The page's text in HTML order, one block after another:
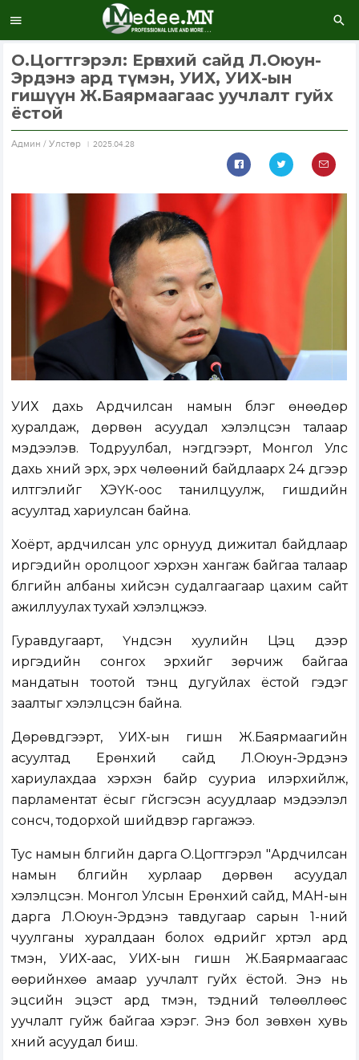
О.Цогтгэрэл: Ерөнхий сайд Л.Оюун-
Эрдэнэ ард түмэн, УИХ, УИХ-ын
гишүүн Ж.Баярмаагаас уучлалт гуйх
ёстой
Aдмин / Улстөр 2025.04.28
УИХ дахь Ардчилсан намын бүлэг өнөөдөр
хуралдаж, дөрвөн асуудал хэлэлцсэн талаар
мэдээлэв. Тодруулбал, нэгдүгээрт, Монгол Улс
дахь хүний эрх, эрх чөлөөний байдлаарх 24 дүгээр
илтгэлийг ХЭҮК-оос танилцуулж, гишүүдийн
асуултад хариулсан байна.
Хоёрт, ардчилсан улс орнууд дижитал байдлаар
иргэдийн оролцоог хэрхэн хангаж байгаа талаар
бүлгийн албаны хийсэн судалгаагаар цахим сайт
ажиллуулах тухай хэлэлцжээ.
Гуравдугаарт, Үндсэн хуулийн Цэц дээр
иргэдийн сонгох эрхийг зөрчиж байгаа
мандатын тоотой тэнцүү дугуйлах ёстой гэдэг
заалтыг хэлэлцсэн байна.
Дөрөвдүгээрт, УИХ-ын гишүүн Ж.Баярмаагийн
асуултад Ерөнхий сайд Л.Оюун-Эрдэнэ
хариулахдаа хэрхэн байр сууриа илэрхийлж,
парламентат ёсыг үгүйсгэсэн асуудлаар мэдээлэл
сонсч, тодорхой шийдвэр гаргажээ.
Тус намын бүлгийн дарга О.Цогтгэрэл "Ардчилсан
намын бүлгийн хурлаар дөрвөн асуудал
хэлэлцсэн. Монгол Улсын Ерөнхий сайд, МАН-ын
дарга Л.Оюун-Эрдэнэ тавдугаар сарын 1-ний
чуулганы хуралдаан болох өдрийг хүртэл ард
түмэн, УИХ-аас, УИХ-ын гишүүн Ж.Баярмаагаас
өөрийнхөө амаар уучлалт гуйх ёстой. Энэ нь
эцсийн эцэст ард түмэн, тэдний төлөөллөөс
уучлалт гуйж байгаа хэрэг. Энэ бол зөвхөн хувь
хүний асуудал биш.